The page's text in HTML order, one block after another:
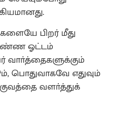
பிறர் மீது
எண்ண ஓட்டம்
வாா்த்தைகளுக்கும்
பொதுவாகவே எதுவும்
வளா்த்துக்